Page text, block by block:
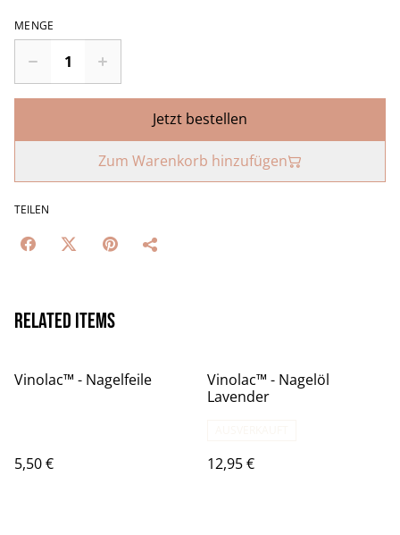
MENGE
Jetzt bestellen
Zum Warenkorb hinzufügen
TEILEN
Related items
Vinolac™️ - Nagelfeile
5,50 €
Vinolac™️ - Nagelöl
Lavender
12,95 €